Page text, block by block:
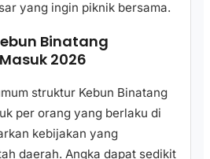
yang ingin piknik bersama.
Binatang
2026
struktur Kebun Binatang
per orang yang berlaku di
kebijakan yang
daerah. Angka dapat sedikit